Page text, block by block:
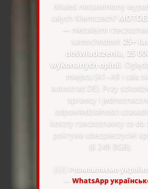
Miałeś niezawiniony
całych Niemczech?
— niezależni
samochodowi: 25+
doświadczenia, 25
wykonanych opinii .
miejscu (A1–A9 i cała
autostrad DE). Przy
sprawcy i
odpowiedzialności
koszty rzeczoznawcy co do
pokrywa ubezpieczyciel
(§ 249 BGB).
🇺🇦 Розмовляємо
— WhatsApp